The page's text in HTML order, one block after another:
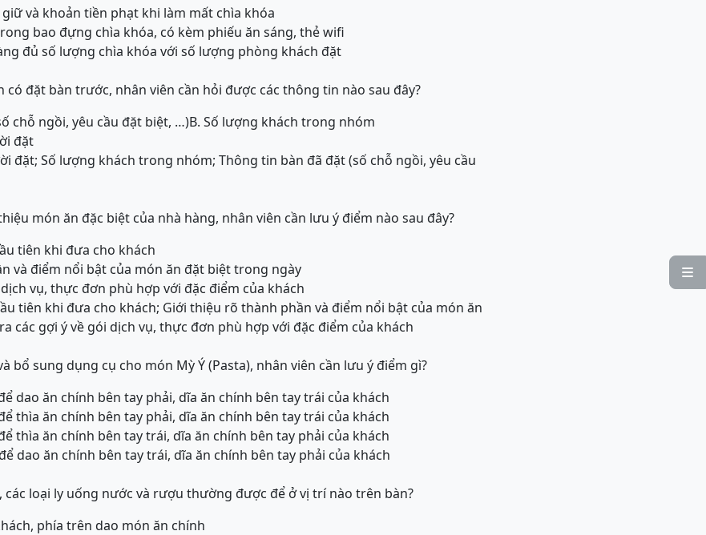

giữ và khoản tiền phạt khi làm mất chìa khóa
bao đựng chìa khóa, có kèm phiếu ăn sáng, thẻ wifi
đủ số lượng chìa khóa với số lượng phòng khách đặt
có đặt bàn trước, nhân viên cần hỏi được các thông tin nào sau đây?
chỗ ngồi, yêu cầu đặt biệt, …)B. Số lượng khách trong nhóm
đặt
đặt; Số lượng khách trong nhóm; Thông tin bàn đã đặt (số chỗ ngồi, yêu cầu
món ăn đặc biệt của nhà hàng, nhân viên cần lưu ý điểm nào sau đây?
tiên khi đưa cho khách
và điểm nổi bật của món ăn đặt biệt trong ngày
vụ, thực đơn phù hợp với đặc điểm của khách
tiên khi đưa cho khách; Giới thiệu rõ thành phần và điểm nổi bật của món ăn
các gợi ý về gói dịch vụ, thực đơn phù hợp với đặc điểm của khách
bổ sung dụng cụ cho món Mỳ Ý (Pasta), nhân viên cần lưu ý điểm gì?
dao ăn chính bên tay phải, dĩa ăn chính bên tay trái của khách
thìa ăn chính bên tay phải, dĩa ăn chính bên tay trái của khách
thìa ăn chính bên tay trái, dĩa ăn chính bên tay phải của khách
dao ăn chính bên tay trái, dĩa ăn chính bên tay phải của khách
các loại ly uống nước và rượu thường được để ở vị trí nào trên bàn?
phía trên dao món ăn chính